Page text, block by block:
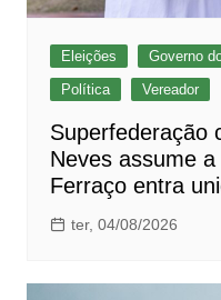
Eleições Governo
Política
Vereador
Superfederação
Neves assume
Ferraço entra
ter, 04/08/2026